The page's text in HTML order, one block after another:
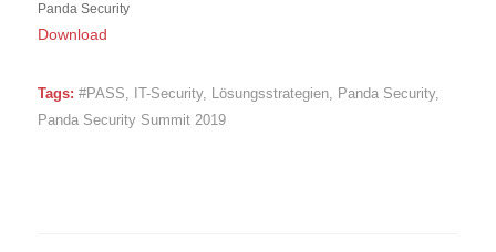
Panda Security
Download
Tags: #PASS, IT-Security, Lösungsstrategien, Panda Security,
Panda Security Summit 2019